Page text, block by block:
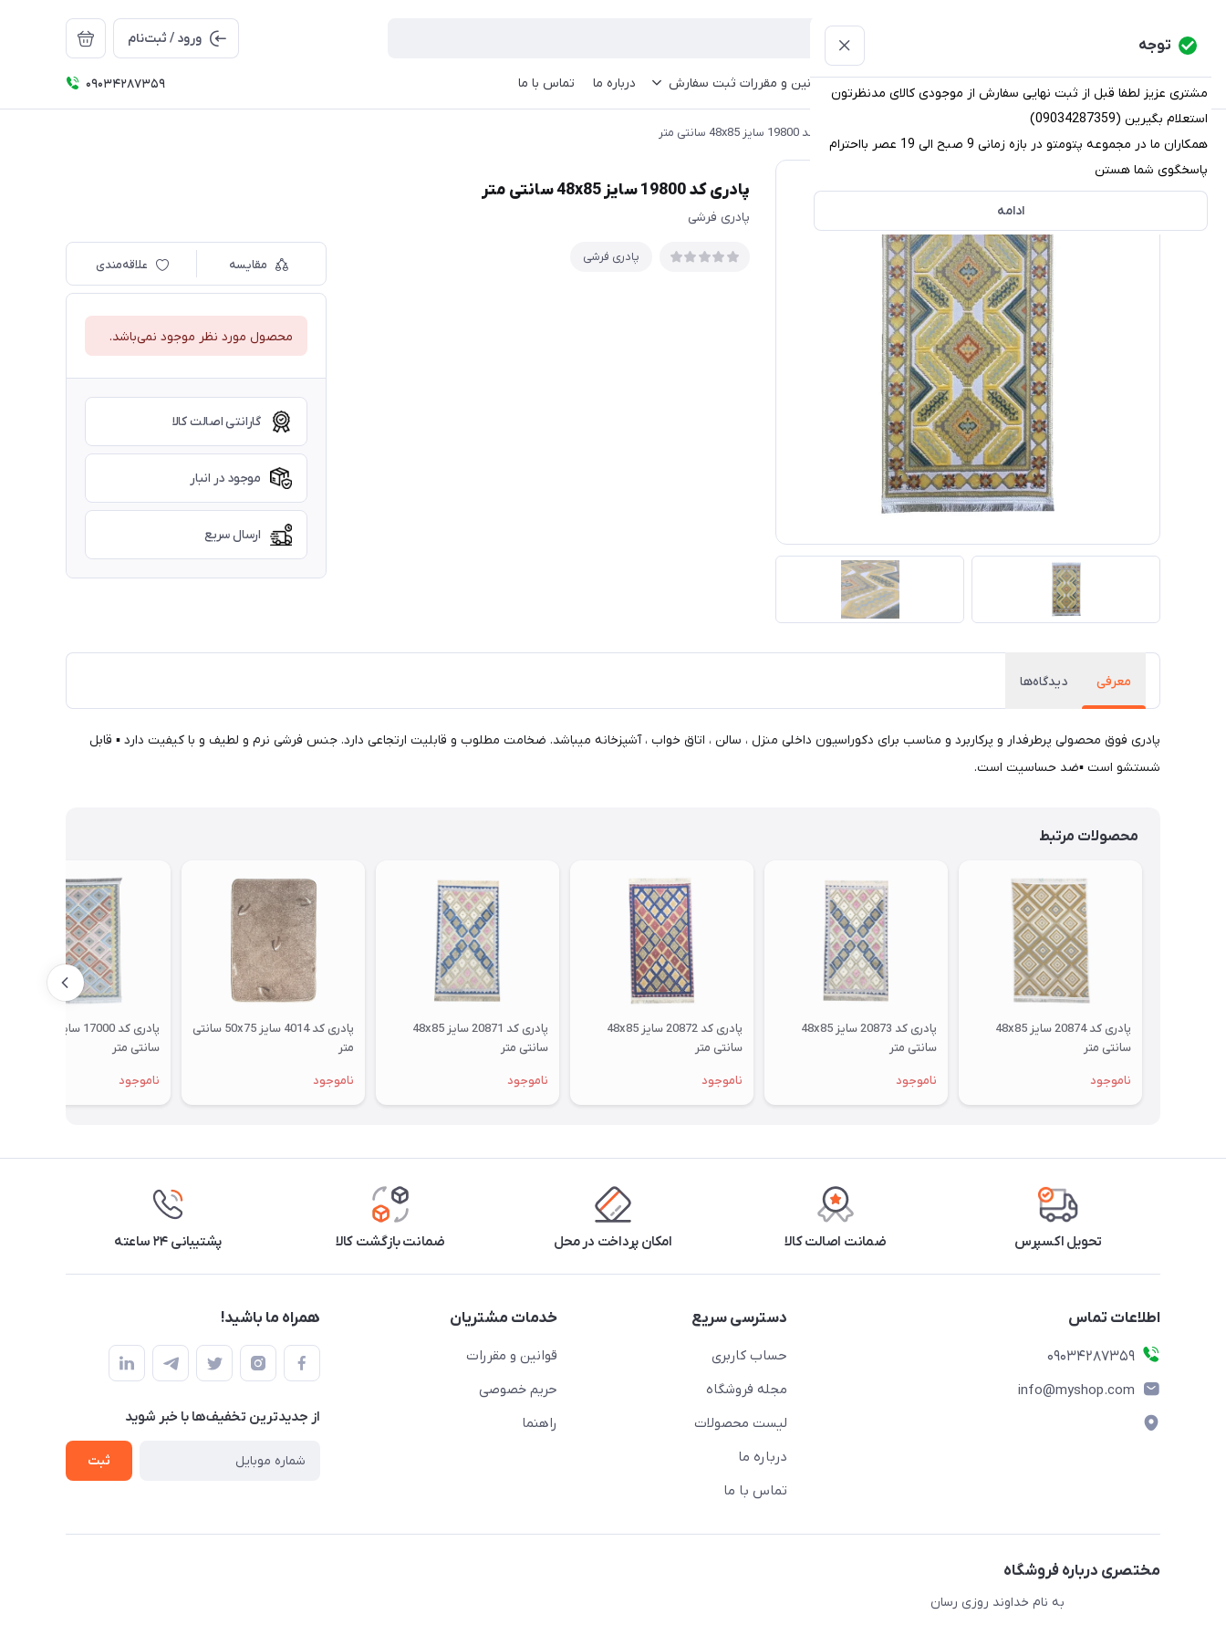
توجه
مشتری عزیز لطفا قبل از ثبت نهایی سفارش از موجودی کالای مدنظرتون
استعلام بگیرین (09034287359)
همکاران ما در مجموعه پتومتو در بازه زمانی 9 صبح الی 19 عصر بااحترام
پاسخگوی شما هستن
ادامه
ورود / ثبت‌نام
دسته‌بندی کالاها خانه دسته بندی محصولات قوانین و مقررات ثبت سفارش درباره ما تماس با ما 09034287359
پادری کد 19800 سایز 48x85 سانتی متر
پادری کد 19800 سایز 48x85 سانتی متر
پادری فرشی
پادری فرشی
مقایسه علاقه‌مندی
محصول مورد نظر موجود نمی‌باشد.
گارانتی اصالت کالا
موجود در انبار
ارسال سریع
معرفی دیدگاه‌ها
پادری فوق محصولی پرطرفدار و پرکاربرد و مناسب برای دکوراسیون داخلی منزل ، سالن ، اتاق خواب ، آشپزخانه میباشد. ضخامت مطلوب و قابلیت ارتجاعی دارد. جنس فرشی نرم و لطیف و با کیفیت دارد ▪ قابل
شستشو است ▪ضد حساسیت است.
محصولات مرتبط
پادری کد 20874 سایز 48x85
سانتی متر
ناموجود
پادری کد 20873 سایز 48x85
سانتی متر
ناموجود
پادری کد 20872 سایز 48x85
سانتی متر
ناموجود
پادری کد 20871 سایز 48x85
سانتی متر
ناموجود
پادری کد 4014 سایز 50x75 سانتی
متر
ناموجود
سانتی متر
ناموجود
تحویل اکسپرس ضمانت اصالت کالا امکان پرداخت در محل ضمانت بازگشت کالا پشتیبانی ۲۴ ساعته
اطلاعات تماس
09034287359
info@myshop.com
دسترسی سریع
حساب کاربری
مجله فروشگاه
لیست محصولات
درباره ما
تماس با ما
خدمات مشتریان
قوانین و مقررات
حریم خصوصی
راهنما
همراه ما باشید!
از جدید‌ترین تخفیف‌ها با‌ خبر شوید
ثبت
مختصری درباره فروشگاه
به نام خداوند روزی رسان